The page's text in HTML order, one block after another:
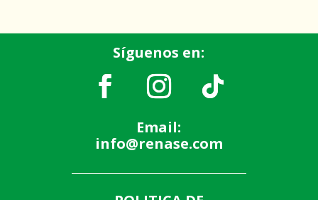
Síguenos en:
Email:
info@renase.com